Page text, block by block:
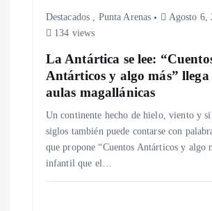
Destacados , Punta Arenas
Agosto 6,
134 views
La Antártica se lee:
Antárticos y algo más” llega
aulas magallánicas
Un continente hecho de hielo, viento y
siglos también puede contarse con
que propone “Cuentos Antárticos y algo
infantil que el…